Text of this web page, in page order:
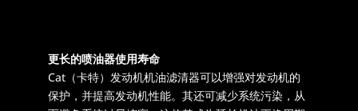
更长的喷油器使用寿命
Cat（卡特）发动机机油滤清器可以增强对发动机的
保护，并提高发动机性能。其还可减少系统污染，从